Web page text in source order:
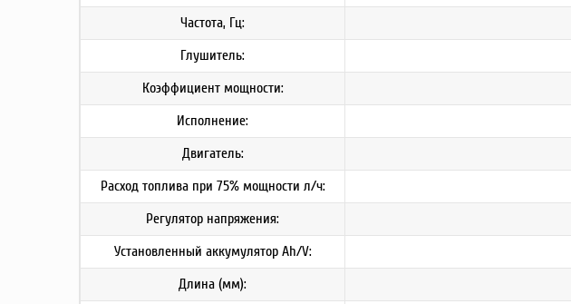
Частота, Гц:
Глушитель:
Коэффициент мощности:
Исполнение:
Двигатель:
Расход топлива при 75% мощности л/ч:
Регулятор напряжения:
Установленный аккумулятор Ah/V:
Длина (мм):